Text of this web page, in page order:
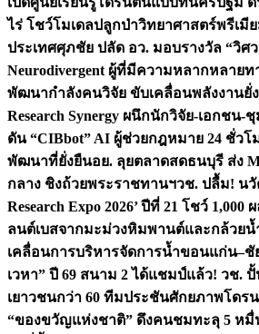
ไร่ โชว์โมเดลปลูกป่าวิทยาศาสตร์พรีเมี
ประเทศศุภชัย ปลัด อว. มอบรางวัล “วิ
Neurodivergent ผู้ที่มีความหลากหลาย
พัฒนากำลังคนวิจัย ขับเคลื่อนพลังงานยั่ง
Research Synergy ผนึกนักวิจัย-เอกชน
ดัน “CIBbot” AI ผู้ช่วยกฎหมาย 24 ชั่ว
พัฒนาที่ยั่งยืนอย. ลุยตลาดสดธนบุรี ส่ง
กลาง ชิงถ้วยพระราชทานฯวช. ปลื้ม! นวั
Research Expo 2026’ ปีที่ 21 โชว์
ลนต์เบสจากมะม่วงหิมพานต์และกล้วยน้
เคลื่อนการบริหารจัดการน้ำขอนแก่น–ชั
เวหา” ปี 69 สนาม 2 ได้แชมป์แล้ว! วช.
เยาวชนกว่า 60 ทีมประชันศักยภาพโดรน
“ของขวัญแห่งชาติ” ดึงคนชมทะลุ 5 หมื่